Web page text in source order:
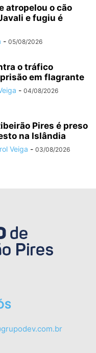
atropelou o cão
e fugiu é
- 05/08/2026
o tráfico
em flagrante
- 04/08/2026
Pires é preso
na Islândia
Veiga - 03/08/2026